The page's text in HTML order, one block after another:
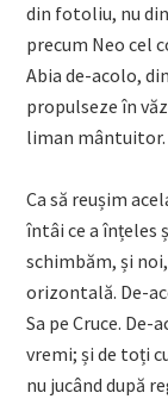
din fotoliu, nu
precum Neo cel
Abia de-acolo,
propulseze în
liman mântuitor.
Ca să reușim
întâi ce a înțeles
schimbăm, și
orizontală. De-
Sa pe Cruce.
vremi; și de toți
nu jucând după